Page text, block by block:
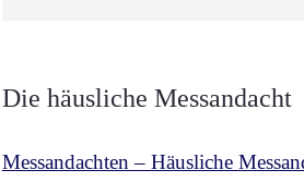
Die häusliche Messandacht
Messandachten – Häusliche